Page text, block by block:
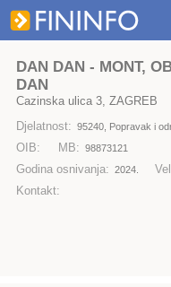
DAN DAN - MONT,
DAN
Cazinska ulica 3, ZAGREB
Djelatnost: 95240, Popravak i
OIB: MB: 98873121
Godina osnivanja: 2024.
Kontakt: